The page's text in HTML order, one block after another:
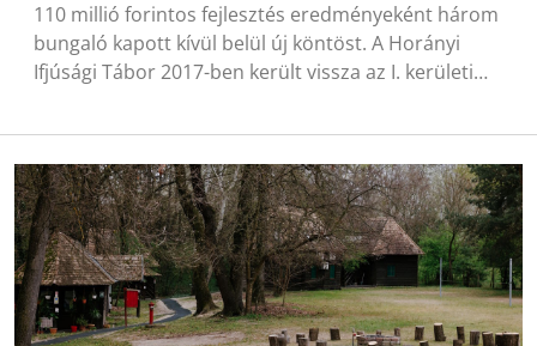
110 millió forintos fejlesztés eredményeként három
bungaló kapott kívül belül új köntöst. A Horányi
Ifjúsági Tábor 2017-ben került vissza az I. kerületi…